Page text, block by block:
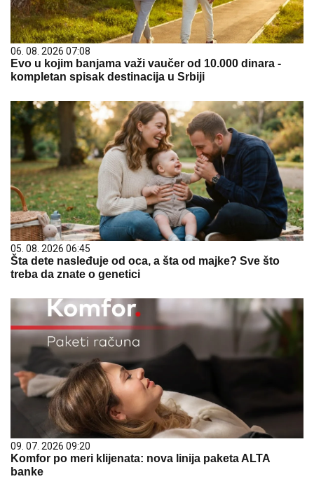
06. 08. 2026 07:08
Evo u kojim banjama važi vaučer od 10.000 dinara -
kompletan spisak destinacija u Srbiji
05. 08. 2026 06:45
Šta dete nasleđuje od oca, a šta od majke? Sve što
treba da znate o genetici
09. 07. 2026 09:20
Komfor po meri klijenata: nova linija paketa ALTA
banke